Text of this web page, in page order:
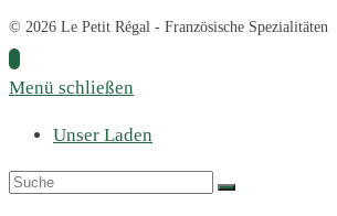
© 2026 Le Petit Régal - Französische Spezialitäten
Menü schließen
Unser Laden